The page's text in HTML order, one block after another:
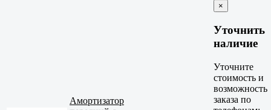
Амортизатор
×
Уточнить
наличие
Уточните
стоимость и
возможность
заказа по